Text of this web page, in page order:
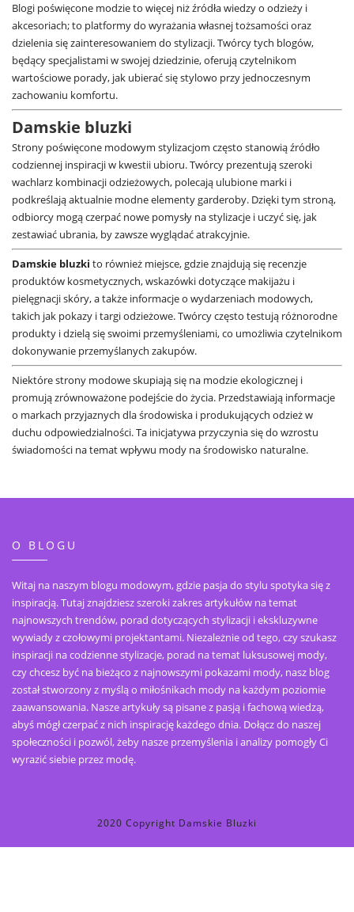
Blogi poświęcone modzie to więcej niż źródła wiedzy o odzieży i
akcesoriach; to platformy do wyrażania własnej tożsamości oraz
dzielenia się zainteresowaniem do stylizacji. Twórcy tych blogów,
będący specjalistami w swojej dziedzinie, oferują czytelnikom
wartościowe porady, jak ubierać się stylowo przy jednoczesnym
zachowaniu komfortu.
Damskie bluzki
Strony poświęcone modowym stylizacjom często stanowią źródło
codziennej inspiracji w kwestii ubioru. Twórcy prezentują szeroki
wachlarz kombinacji odzieżowych, polecają ulubione marki i
podkreślają aktualnie modne elementy garderoby. Dzięki tym stroną,
odbiorcy mogą czerpać nowe pomysły na stylizacje i uczyć się, jak
zestawiać ubrania, by zawsze wyglądać atrakcyjnie.
Damskie bluzki to również miejsce, gdzie znajdują się recenzje
produktów kosmetycznych, wskazówki dotyczące makijażu i
pielęgnacji skóry, a także informacje o wydarzeniach modowych,
takich jak pokazy i targi odzieżowe. Twórcy często testują różnorodne
produkty i dzielą się swoimi przemyśleniami, co umożliwia czytelnikom
dokonywanie przemyślanych zakupów.
Niektóre strony modowe skupiają się na modzie ekologicznej i
promują zrównoważone podejście do życia. Przedstawiają informacje
o markach przyjaznych dla środowiska i produkujących odzież w
duchu odpowiedzialności. Ta inicjatywa przyczynia się do wzrostu
świadomości na temat wpływu mody na środowisko naturalne.
O BLOGU
Witaj na naszym blogu modowym, gdzie pasja do stylu spotyka się z
inspiracją. Tutaj znajdziesz szeroki zakres artykułów na temat
najnowszych trendów, porad dotyczących stylizacji i ekskluzywne
wywiady z czołowymi projektantami. Niezależnie od tego, czy szukasz
inspiracji na codzienne stylizacje, porad na temat luksusowej mody,
czy chcesz być na bieżąco z najnowszymi pokazami mody, nasz blog
został stworzony z myślą o miłośnikach mody na każdym poziomie
zaawansowania. Nasze artykuły są pisane z pasją i fachową wiedzą,
abyś mógł czerpać z nich inspirację każdego dnia. Dołącz do naszej
społeczności i pozwól, żeby nasze przemyślenia i analizy pomogły Ci
wyrazić siebie przez modę.
2020 Copyright Damskie Bluzki